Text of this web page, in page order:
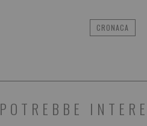
CRONACA
POTREBBE